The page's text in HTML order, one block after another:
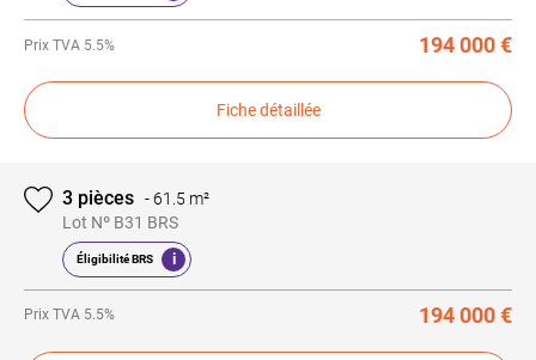
Prix TVA 5.5% 194 000 €
Fiche détaillée
3 pièces -61.5 m²
Lot Nº B31 BRS
Éligibilité BRS i
Prix TVA 5.5% 194 000 €